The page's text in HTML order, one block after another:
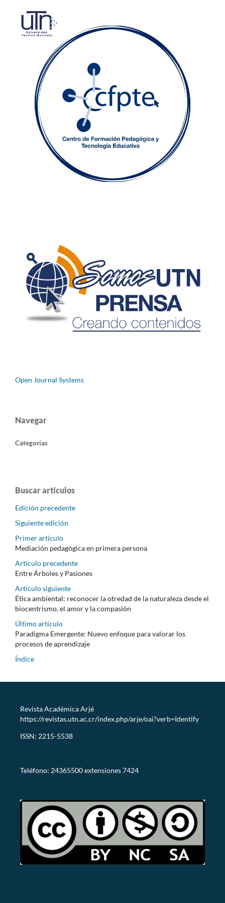
Open Journal Systems
Navegar
Categorías
Buscar artículos
Edición precedente
Siguiente edición
Primer artículo
Mediación pedagógica en primera persona
Artículo precedente
Entre Árboles y Pasiones
Artículo siguiente
Ética ambiental: reconocer la otredad de la naturaleza desde el
biocentrismo, el amor y la compasión
Último artículo
Paradigma Emergente: Nuevo enfoque para valorar los
procesos de aprendizaje
Índice
Revista Académica Arjé
https://revistas.utn.ac.cr/index.php/arje/oai?verb=Identify
ISSN: 2215-5538
Teléfono: 24365500 extensiones 7424